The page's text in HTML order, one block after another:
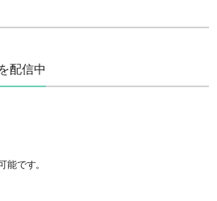
配信中
能です。